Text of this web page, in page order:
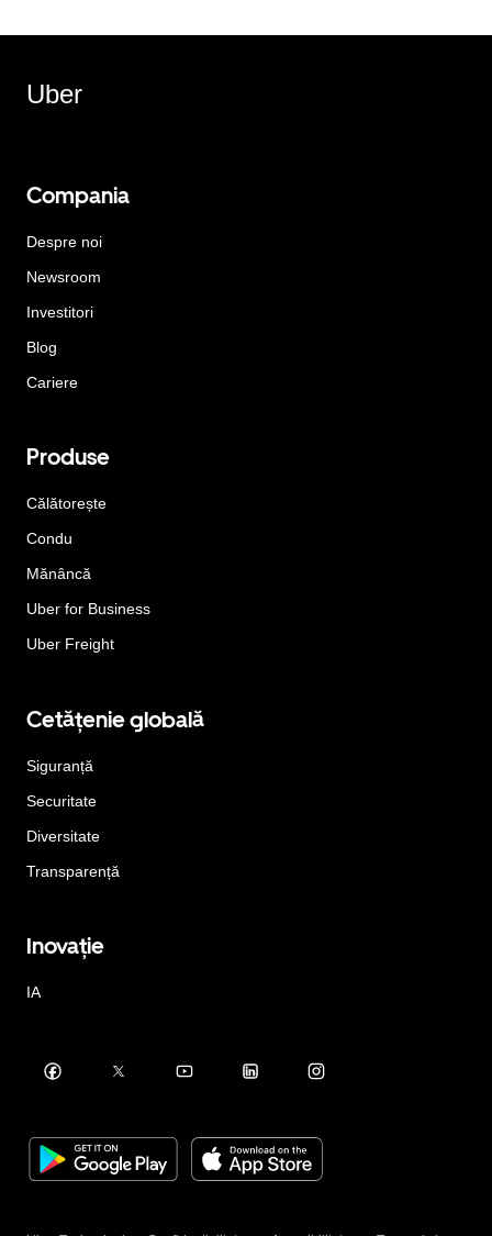
Uber
Compania
Despre noi
Newsroom
Investitori
Blog
Cariere
Produse
Călătorește
Condu
Mănâncă
Uber for Business
Uber Freight
Cetățenie globală
Siguranță
Securitate
Diversitate
Transparență
Inovație
IA